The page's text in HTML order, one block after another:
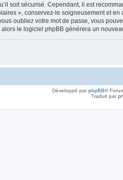
soit sécurisé. Cependant, il est
», conservez-le soigneusement et
oubliez votre mot de passe, vous
le logiciel phpBB générera un
Développé parphpBB®
Traduit par